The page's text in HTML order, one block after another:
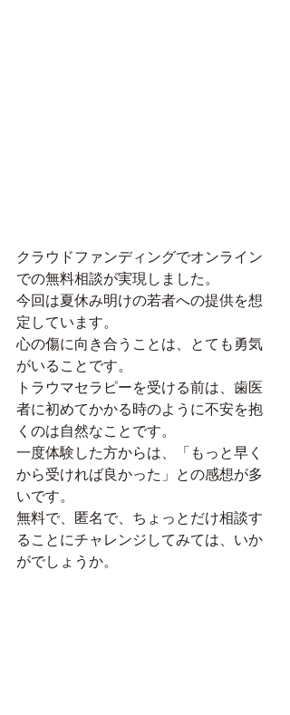
クラウドファンディングでオンライン
での無料相談が実現しました。
今回は夏休み明けの若者への提供を想
定しています。
心の傷に向き合うことは、とても勇気
がいることです。
トラウマセラピーを受ける前は、歯医
者に初めてかかる時のように不安を抱
くのは自然なことです。
一度体験した方からは、「もっと早く
から受ければ良かった」との感想が多
いです。
無料で、匿名で、ちょっとだけ相談す
ることにチャレンジしてみては、いか
がでしょうか。